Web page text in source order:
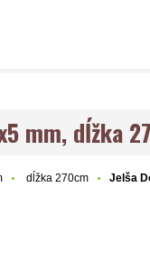
mm, dĺžka
dĺžka 270cm
Jelša